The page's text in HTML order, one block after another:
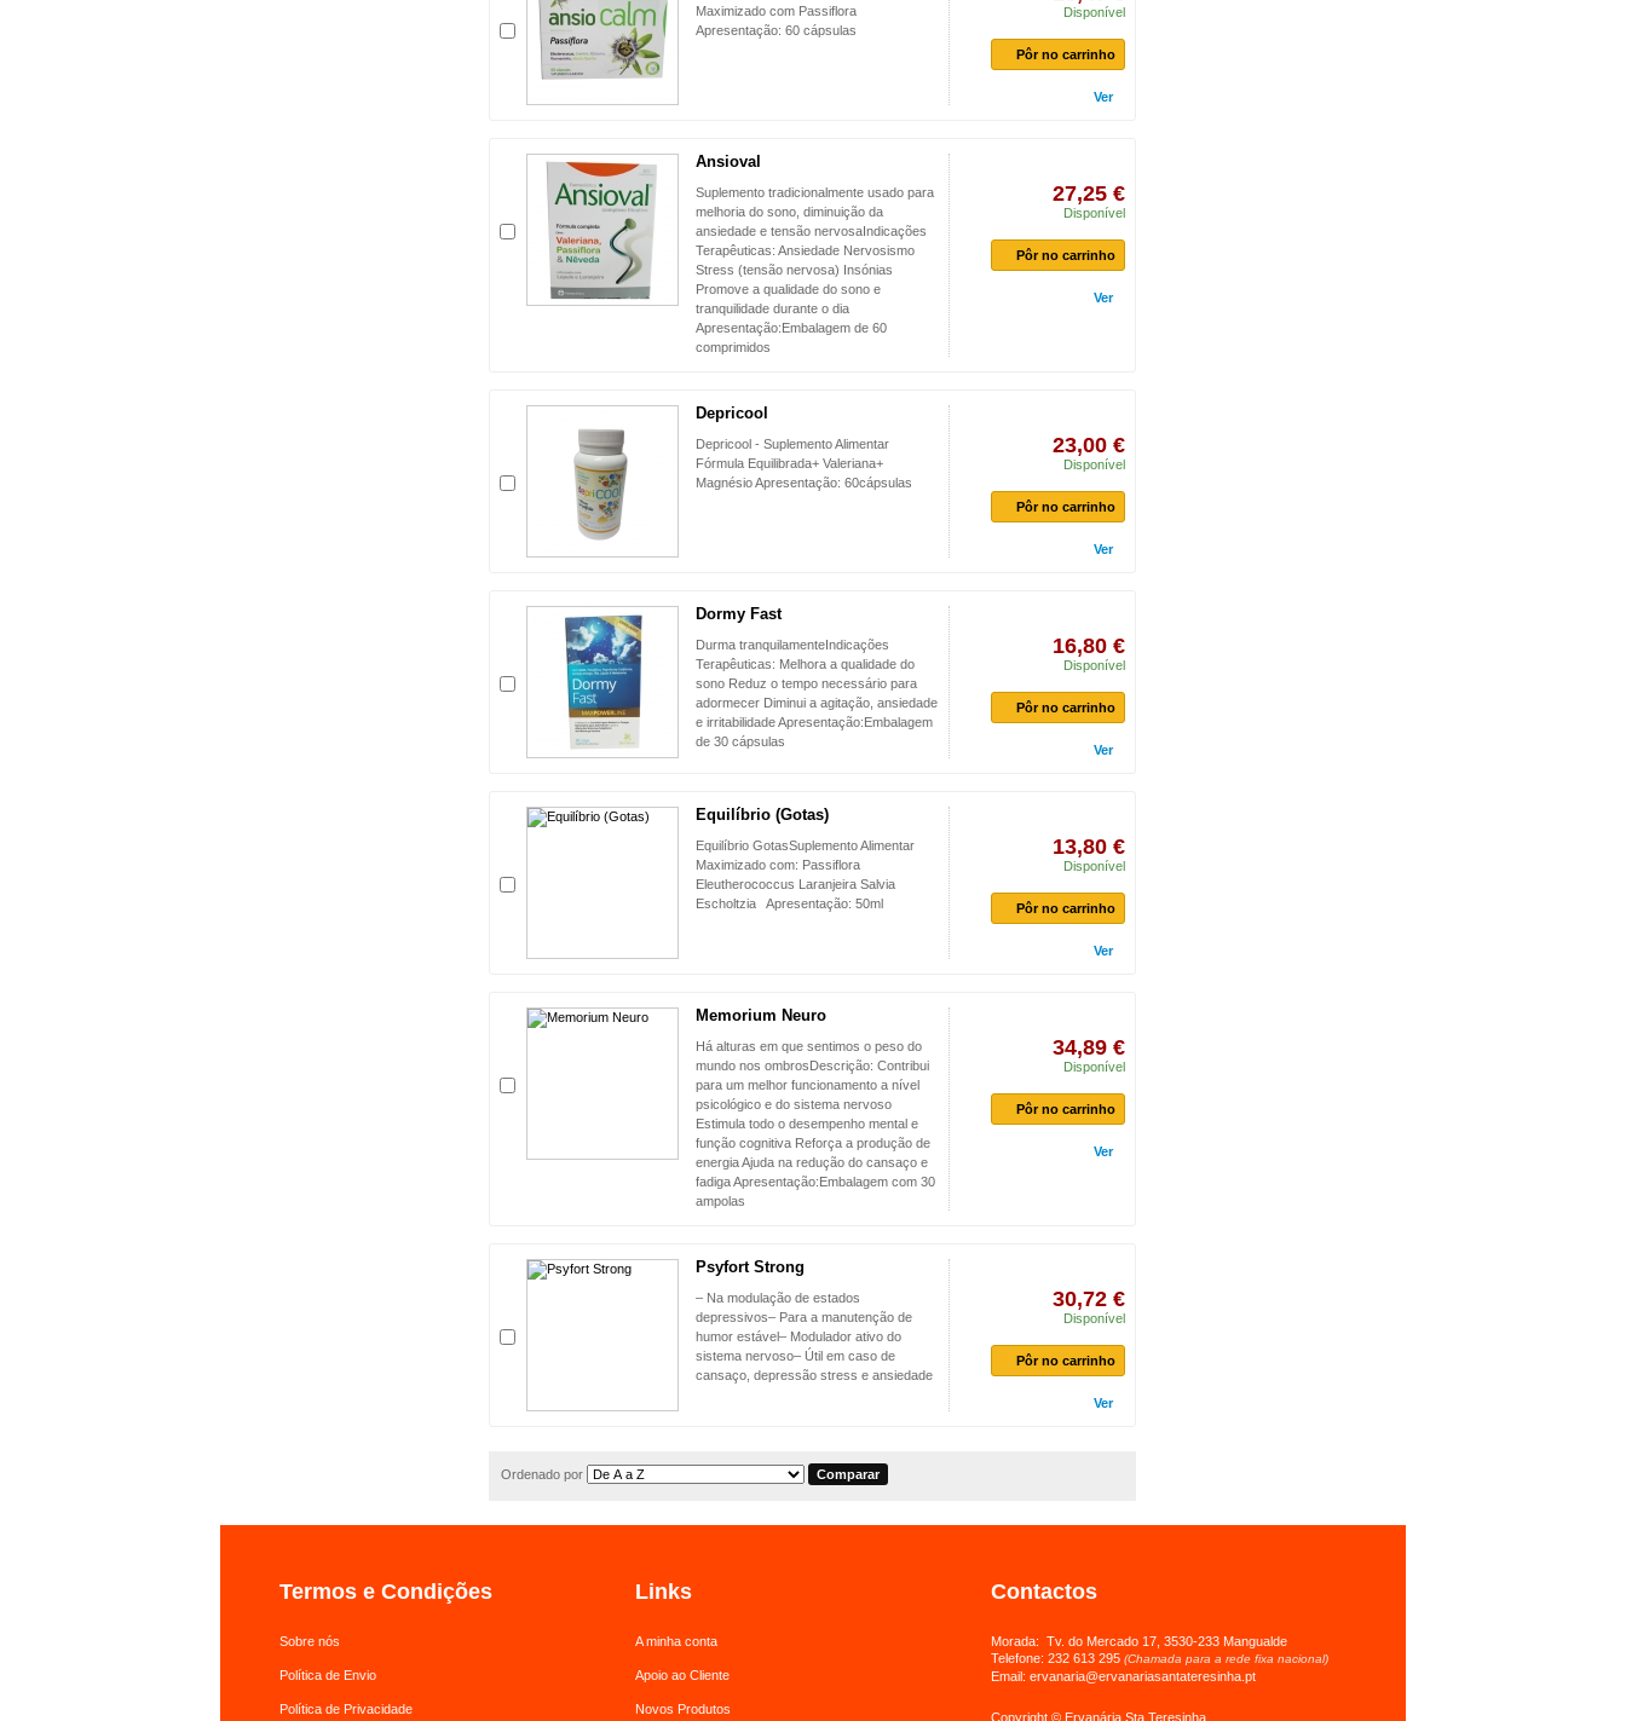
Maximizado com Passiflora
Apresentação: 60 cápsulas
Disponível
Pôr no carrinho
Ver
Ansioval
Suplemento tradicionalmente usado para
melhoria do sono, diminuição da
ansiedade e tensão nervosaIndicações
Terapêuticas: Ansiedade Nervosismo
Stress (tensão nervosa) Insónias
Promove a qualidade do sono e
tranquilidade durante o dia
Apresentação:Embalagem de 60
comprimidos
27,25 €
Disponível
Pôr no carrinho
Ver
Depricool
Depricool - Suplemento Alimentar
Fórmula Equilibrada+ Valeriana+
Magnésio Apresentação: 60cápsulas
23,00 €
Disponível
Pôr no carrinho
Ver
Dormy Fast
Durma tranquilamenteIndicações
Terapêuticas: Melhora a qualidade do
sono Reduz o tempo necessário para
adormecer Diminui a agitação, ansiedade
e irritabilidade Apresentação:Embalagem
de 30 cápsulas
16,80 €
Disponível
Pôr no carrinho
Ver
Equilíbrio (Gotas)
Equilíbrio GotasSuplemento Alimentar
Maximizado com: Passiflora
Eleutherococcus Laranjeira Salvia
Escholtzia Apresentação: 50ml
13,80 €
Disponível
Pôr no carrinho
Ver
Memorium Neuro
Há alturas em que sentimos o peso do
mundo nos ombrosDescrição: Contribui
para um melhor funcionamento a nível
psicológico e do sistema nervoso
Estimula todo o desempenho mental e
função cognitiva Reforça a produção de
energia Ajuda na redução do cansaço e
fadiga Apresentação:Embalagem com 30
ampolas
34,89 €
Disponível
Pôr no carrinho
Ver
Psyfort Strong
– Na modulação de estados
depressivos– Para a manutenção de
humor estável– Modulador ativo do
sistema nervoso– Útil em caso de
cansaço, depressão stress e ansiedade
30,72 €
Disponível
Pôr no carrinho
Ver
Ordenado por
Termos e Condições
Sobre nós
Política de Envio
Política de Privacidade
Links
A minha conta
Apoio ao Cliente
Novos Produtos
Contactos
Morada: Tv. do Mercado 17, 3530-233 Mangualde
Telefone: 232 613 295 (Chamada para a rede fixa nacional)
Email: ervanaria@ervanariasantateresinha.pt
Copyright © Ervanária Sta Teresinha.